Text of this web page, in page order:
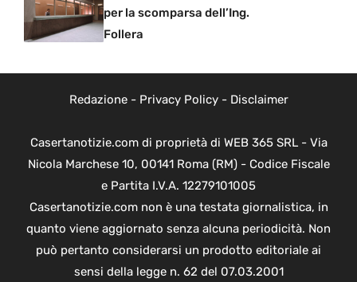
per la scomparsa dell’Ing.
Follera
Redazione- Privacy Policy- Disclaimer
Casertanotizie.com di proprietà di WEB 365 SRL - Via
Nicola Marchese 10, 00141 Roma (RM) - Codice Fiscale
e Partita I.V.A. 12279101005
Casertanotizie.com non è una testata giornalistica, in
quanto viene aggiornato senza alcuna periodicità. Non
può pertanto considerarsi un prodotto editoriale ai
sensi della legge n. 62 del 07.03.2001